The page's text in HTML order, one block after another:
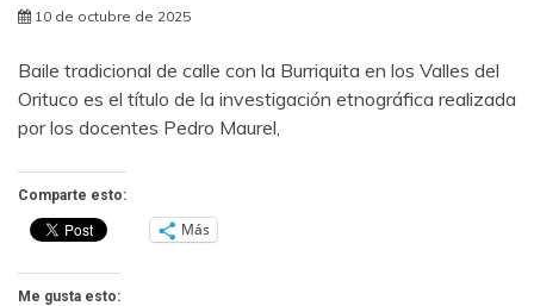
10 de octubre de 2025
Baile tradicional de calle con la Burriquita en los Valles del
Orituco es el título de la investigación etnográfica realizada
por los docentes Pedro Maurel,
Comparte esto:
Más
Me gusta esto: